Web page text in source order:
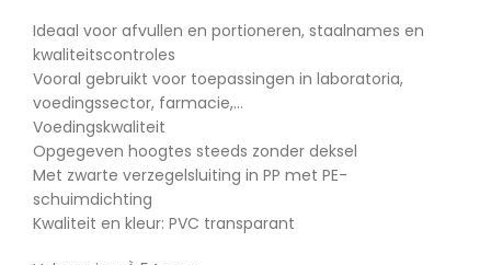
Ideaal voor afvullen en portioneren, staalnames en
kwaliteitscontroles
Vooral gebruikt voor toepassingen in laboratoria,
voedingssector, farmacie,…
Voedingskwaliteit
Opgegeven hoogtes steeds zonder deksel
Met zwarte verzegelsluiting in PP met PE-
schuimdichting
Kwaliteit en kleur: PVC transparant